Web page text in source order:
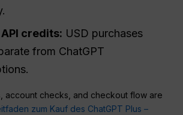
credits: USD purchases
from ChatGPT
account checks, and checkout flow are
zum Kauf des ChatGPT Plus –